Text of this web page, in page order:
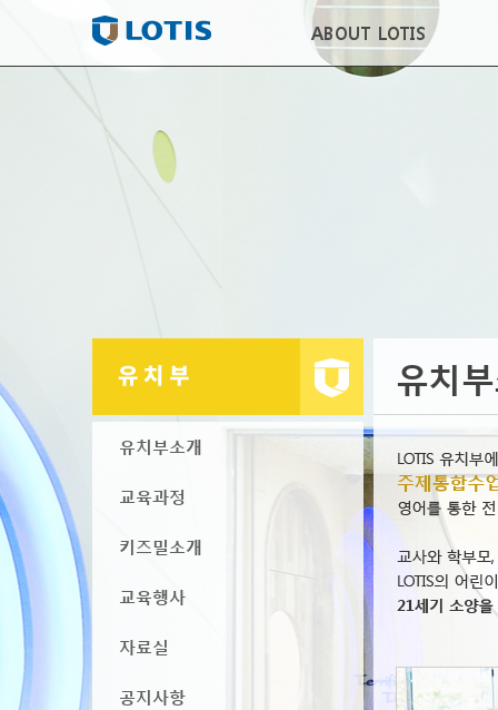
ABOUT LOTIS
유치부소개
교육과정
키즈밀소개
교육행사
자료실
공지사항
유치